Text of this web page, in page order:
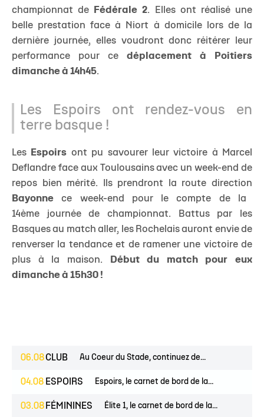
championnat de
Fédérale 2. Elles ont réalisé une
belle prestation face à Niort à domicile lors de la
dernière journée, elles voudront donc réitérer leur
performance pour ce déplacement à Poitiers
dimanche à 14h45.
Les Espoirs ont rendez-vous en
terre basque !
Les Espoirs ont pu savourer leur victoire à Marcel
Deflandre face aux Toulousains avec un week-end de
repos bien mérité. Ils prendront la route direction
Bayonne ce week-end pour le compte de la
14ème journée de championnat. Battus par les
Basques au match aller, les Rochelais auront envie de
renverser la tendance et de ramener une victoire de
plus à la maison.
Début du match pour eux
dimanche à 15h30 !
06.08CLUB Au Coeur du Stade, continuez de...
04.08 ESPOIRS Espoirs, le carnet de bord de la...
03.08 FÉMININES Élite 1, le carnet de bord de la...